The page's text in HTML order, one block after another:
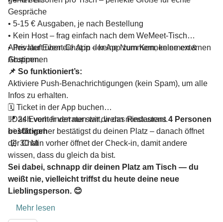
Gespräche
• 5-15 € Ausgaben, je nach Bestellung
• Kein Host – frag einfach nach dem WeMeet-Tisch
• Privater Event-Chat in der App zum Kennenlernen &
Abstimmen
Alles läuft über die App – keine Nummern, keine externen
Gruppen.
📌 So funktioniert’s:
Aktiviere Push-Benachrichtigungen (kein Spam), um alle
Infos zu erhalten.
🗓️ Ticket in der App buchen
📍 24h vorher verraten wir dir das Restaurant.
✅ 10h vorher bestätigst du deinen Platz – danach öffnet
der Chat
‼️Das Event findet nur statt, wenn mindestens4 Personen
bestätigen
⏰ 30 Min vorher öffnet der Check-in, damit andere
wissen, dass du gleich da bist.
Sei dabei, schnapp dir deinen Platz am Tisch — du
weißt nie, vielleicht triffst du heute deine neue
Lieblingsperson. 😊
Mehr lesen